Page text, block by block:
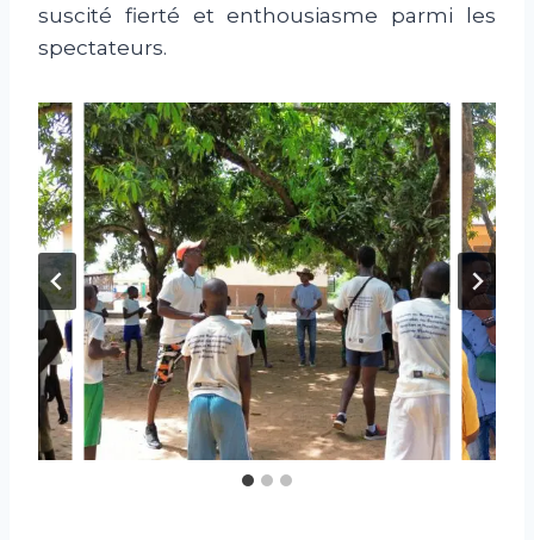
suscité fierté et enthousiasme parmi les
spectateurs.